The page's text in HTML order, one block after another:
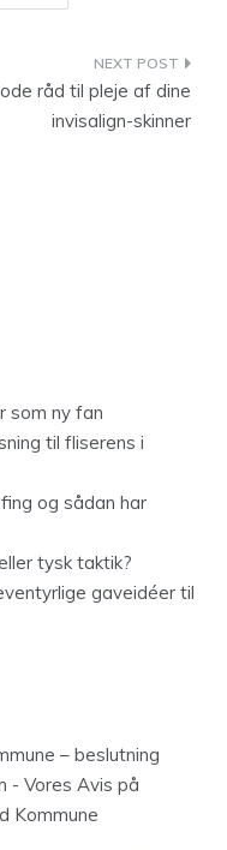
råd til pleje af dine
invisalign-skinner
som ny fan
til fliserens i
og sådan har
tysk taktik?
gaveidéer til
– beslutning
- Vores Avis på
Kommune